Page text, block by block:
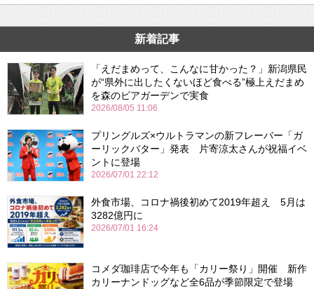
新着記事
「えだまめって、こんなに甘かった？」新潟県民
が“県外に出したくないほど食べる”極上えだまめ
を森のビアガーデンで実食
2026/08/05 11:06
プリングルズ×ウルトラマンの新フレーバー「ガ
ーリックバター」発表 片寄涼太さんが祝福イベ
ントに登場
2026/07/01 22:12
外食市場、コロナ禍後初めて2019年超え 5月は
3282億円に
2026/07/01 16:24
コメダ珈琲店で今年も「カリー祭り」開催 新作
カリーナンドッグなど全6品が季節限定で登場